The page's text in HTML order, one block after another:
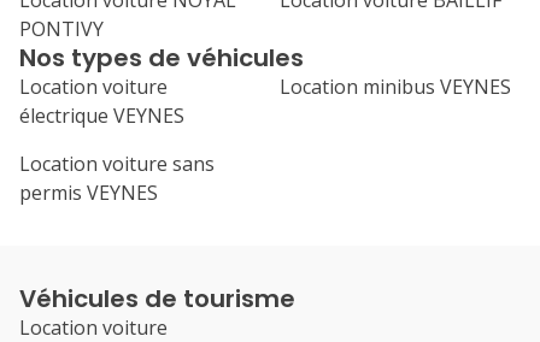
PONTIVY
Nos types de véhicules
Location voiture
électrique VEYNES
Location minibus VEYNES
Location voiture sans
permis VEYNES
Véhicules de tourisme
Location voiture